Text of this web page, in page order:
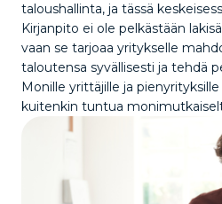
taloushallinta, ja tässä
Kirjanpito ei ole pelkästään
vaan se tarjoaa yritykselle
taloutensa syvällisesti ja tehdä
Monille yrittäjille ja
kuitenkin tuntua